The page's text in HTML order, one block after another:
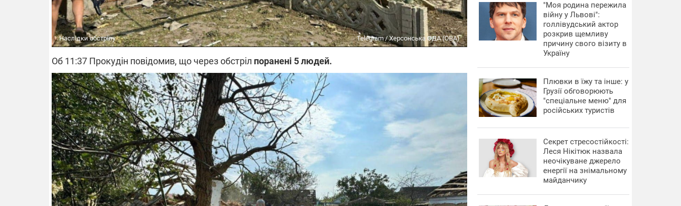
Наслідки обстрілу Telegram / Херсонська ОДА (ОВА)
Об 11:37 Прокудін повідомив, що через обстріл поранені 5 людей.
"Моя родина пережила
війну у Львові":
голлівудський актор
розкрив щемливу
причину свого візиту в
Україну
Плювки в їжу та інше: у
Грузії обговорюють
"спеціальне меню" для
російських туристів
Секрет стресостійкості:
Леся Нікітюк назвала
неочікуване джерело
енергії на знімальному
майданчику